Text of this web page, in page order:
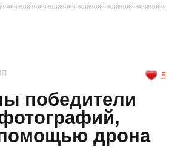
5
победители
дрона